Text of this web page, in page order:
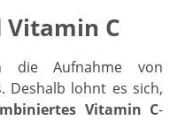
Vitamin C
die Aufnahme von
Deshalb lohnt es sich,
Vitamin C-